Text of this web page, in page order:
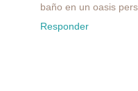
baño en un oasis
Responder